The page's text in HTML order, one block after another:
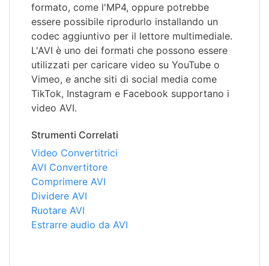
formato, come l'MP4, oppure potrebbe
essere possibile riprodurlo installando un
codec aggiuntivo per il lettore multimediale.
L'AVI è uno dei formati che possono essere
utilizzati per caricare video su YouTube o
Vimeo, e anche siti di social media come
TikTok, Instagram e Facebook supportano i
video AVI.
Strumenti Correlati
Video Convertitrici
AVI Convertitore
Comprimere AVI
Dividere AVI
Ruotare AVI
Estrarre audio da AVI